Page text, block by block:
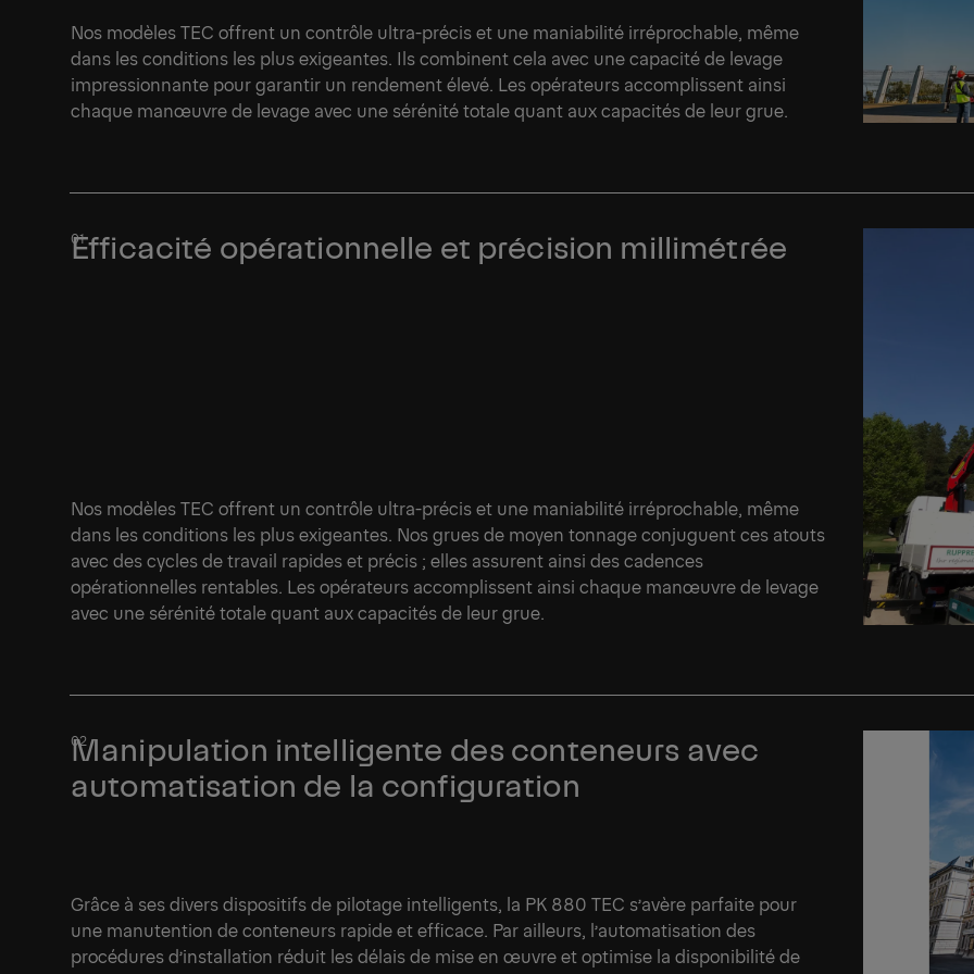
Nos modèles TEC offrent un contrôle ultra-précis et une maniabilité irréprochable, même
dans les conditions les plus exigeantes. Ils combinent cela avec une capacité de levage
impressionnante pour garantir un rendement élevé. Les opérateurs accomplissent ainsi
chaque manœuvre de levage avec une sérénité totale quant aux capacités de leur grue.
Efficacité opérationnelle et précision millimétrée
Nos modèles TEC offrent un contrôle ultra-précis et une maniabilité irréprochable, même
dans les conditions les plus exigeantes. Nos grues de moyen tonnage conjuguent ces atouts
avec des cycles de travail rapides et précis ; elles assurent ainsi des cadences
opérationnelles rentables. Les opérateurs accomplissent ainsi chaque manœuvre de levage
avec une sérénité totale quant aux capacités de leur grue.
Manipulation intelligente des conteneurs avec
automatisation de la configuration
Grâce à ses divers dispositifs de pilotage intelligents, la PK 880 TEC s’avère parfaite pour
une manutention de conteneurs rapide et efficace. Par ailleurs, l’automatisation des
procédures d’installation réduit les délais de mise en œuvre et optimise la disponibilité de